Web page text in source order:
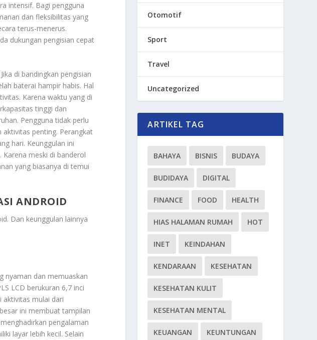
intensif. Bagi pengguna
dan fleksibilitas yang
terus-menerus.
dukungan pengisian cepat
di bandingkan pengisian
baterai hampir habis. Hal
Karena waktu yang di
tinggi dan
Pengguna tidak perlu
penting. Perangkat
hari. Keunggulan ini
meski di banderol
yang biasanya di temui
ANDROID
. Dan keunggulan lainnya
nyaman dan memuaskan
LCD berukuran 6,7 inci
aktivitas mulai dari
ini membuat tampilan
pengalaman
layar lebih kecil. Selain
Otomotif
Sport
Travel
Uncategorized
ARTIKEL TAG
BAHAYA BISNIS BUDAYA
BUDIDAYA DIGITAL
FINANCE FOOD HEALTH
HIAS HALAMAN RUMAH HOT
INET KEINDAHAN
KENDARAAN KESEHATAN
KESEHATAN KULIT
KESEHATAN MENTAL
KEUANGAN KEUNTUNGAN